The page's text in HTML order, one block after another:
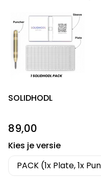
SOLIDHODL
89,00
Kies je versie